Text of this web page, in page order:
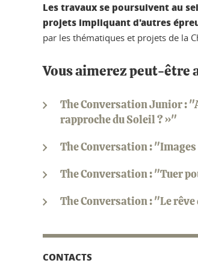
Les travaux se poursuivent au
projets impliquant d'autres
par les thématiques et projets de la
Vous aimerez peut-être
The Conversation Junior :
rapproche du Soleil ? »"
The Conversation :
The Conversation : "Tuer
The Conversation : "Le
CONTACTS